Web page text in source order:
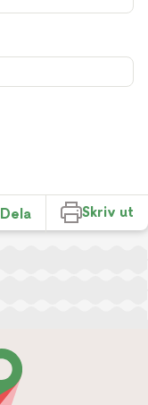
Dela Skriv ut